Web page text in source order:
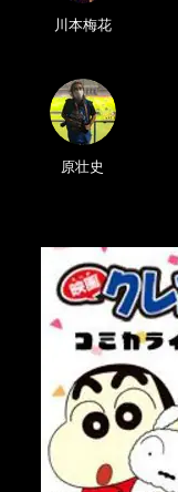
川本梅花
原壮史